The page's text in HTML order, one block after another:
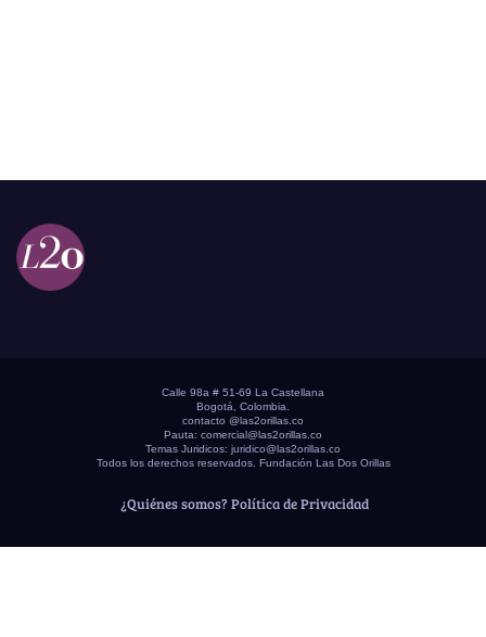
Calle 98a # 51-69 La Castellana
Bogotá, Colombia.
contacto @las2orillas.co
Pauta: comercial@las2orillas.co
Temas Juridicos: juridico@las2orillas.co
Todos los derechos reservados. Fundación Las Dos Orillas
¿Quiénes somos? Política de Privacidad